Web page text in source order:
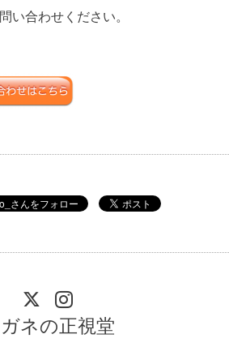
い合わせください。
ネの正視堂